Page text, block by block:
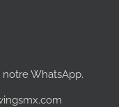
WhatsApp.